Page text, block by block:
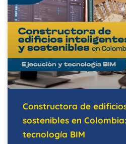
Constructora de
sostenibles en
tecnología BIM